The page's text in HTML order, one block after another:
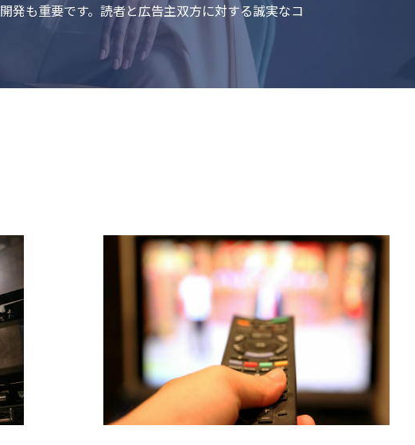
発も重要です。読者と広告主双方に対する誠実なコ